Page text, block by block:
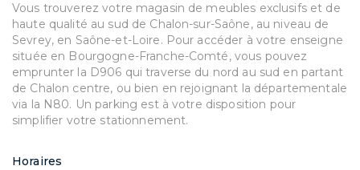
Vous trouverez votre magasin de meubles exclusifs et de
haute qualité au sud de Chalon-sur-Saône, au niveau de
Sevrey, en Saône-et-Loire. Pour accéder à votre enseigne
située en Bourgogne-Franche-Comté, vous pouvez
emprunter la D906 qui traverse du nord au sud en partant
de Chalon centre, ou bien en rejoignant la départementale
via la N80. Un parking est à votre disposition pour
simplifier votre stationnement.
Horaires